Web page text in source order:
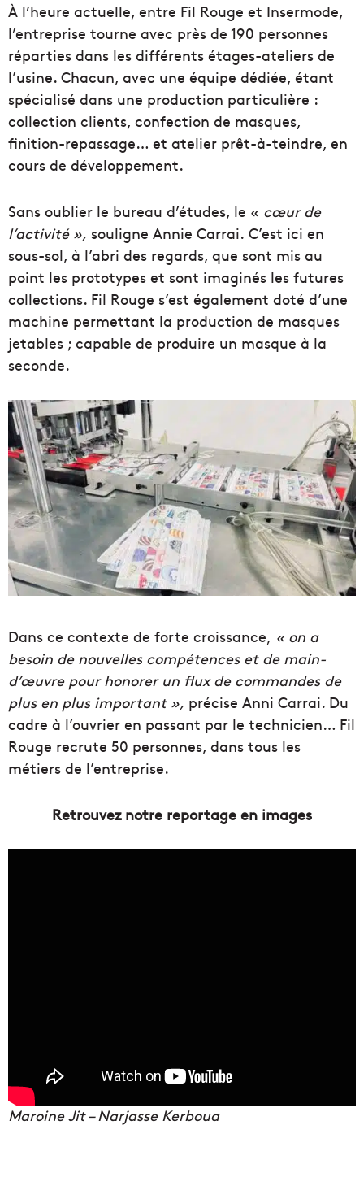
À l’heure actuelle, entre Fil Rouge et Insermode,
l’entreprise tourne avec près de 190 personnes
réparties dans les différents étages-ateliers de
l’usine. Chacun, avec une équipe dédiée, étant
spécialisé dans une production particulière :
collection clients, confection de masques,
finition-repassage… et atelier prêt-à-teindre, en
cours de développement.
Sans oublier le bureau d’études, le « cœur de
l’activité », souligne Annie Carrai. C’est ici en
sous-sol, à l’abri des regards, que sont mis au
point les prototypes et sont imaginés les futures
collections. Fil Rouge s’est également doté d’une
machine permettant la production de masques
jetables ; capable de produire un masque à la
seconde.
Dans ce contexte de forte croissance, « on a
besoin de nouvelles compétences et de main-
d’œuvre pour honorer un flux de commandes de
plus en plus important », précise Anni Carrai. Du
cadre à l’ouvrier en passant par le technicien… Fil
Rouge recrute 50 personnes, dans tous les
métiers de l’entreprise.
Retrouvez notre reportage en images
Maroine Jit – Narjasse Kerboua